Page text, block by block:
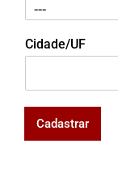
Cidade/UF
Cadastrar